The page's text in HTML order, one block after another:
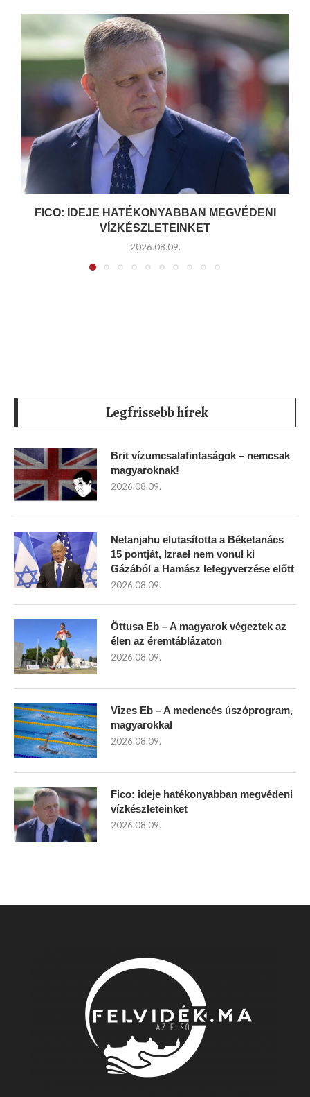
FICO: IDEJE HATÉKONYABBAN MEGVÉDENI
VÍZKÉSZLETEINKET
2026.08.09.
Legfrissebb hírek
Brit vízumcsalafintaságok – nemcsak
magyaroknak!
2026.08.09.
Netanjahu elutasította a Béketanács
15 pontját, Izrael nem vonul ki
Gázából a Hamász lefegyverzése előtt
2026.08.09.
Öttusa Eb – A magyarok végeztek az
élen az éremtáblázaton
2026.08.09.
Vizes Eb – A medencés úszóprogram,
magyarokkal
2026.08.09.
Fico: ideje hatékonyabban megvédeni
vízkészleteinket
2026.08.09.